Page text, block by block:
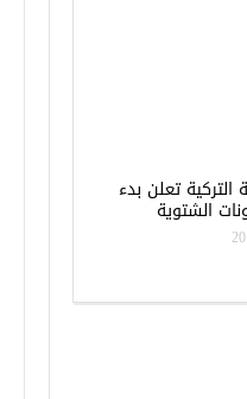
التركية تعلن بدء
الشتوية